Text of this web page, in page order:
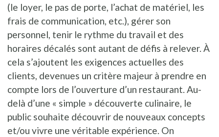
(le loyer, le pas de porte, l’achat de matériel, les
frais de communication, etc.), gérer son
personnel, tenir le rythme du travail et des
horaires décalés sont autant de défis à relever. À
cela s’ajoutent les exigences actuelles des
clients, devenues un critère majeur à prendre en
compte lors de l’ouverture d’un restaurant. Au-
delà d’une « simple » découverte culinaire, le
public souhaite découvrir de nouveaux concepts
et/ou vivre une véritable expérience. On